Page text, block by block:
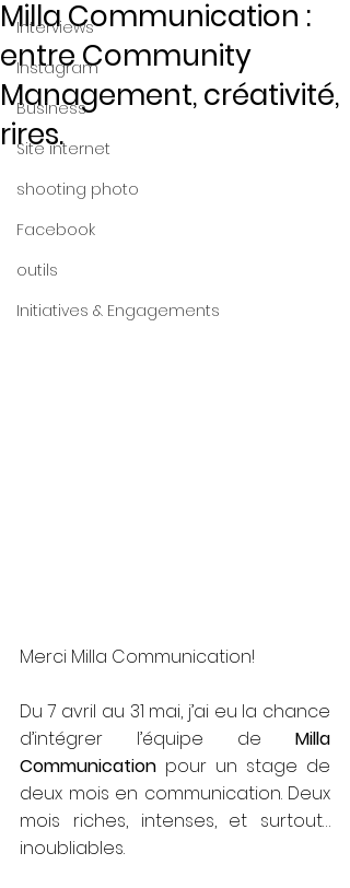
Interviews
Instagram
Business
Site internet
shooting photo
Facebook
outils
Initiatives & Engagements
Milla Communication :
entre Community
Management, créativité,
rires.
Merci Milla Communication!
Du 7 avril au 31 mai, j’ai eu la chance
d’intégrer l’équipe de Milla
Communication pour un stage de
deux mois en communication. Deux
mois riches, intenses, et surtout…
inoubliables.